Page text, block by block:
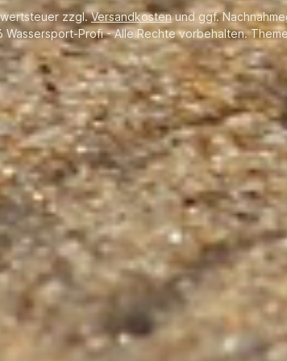
kw (PS) 7,3
1 Vergaser mit
Zündung
PGM-IG Abgassystem
Propellernabe
2,331 Trim-
Manuell in 5
703
(kg) 52,5
Tankinhalt (l) extern 12
zzgl.Versandkostenund ggf.
Wassersport-Profi - Alle Rechte vorbehalten.